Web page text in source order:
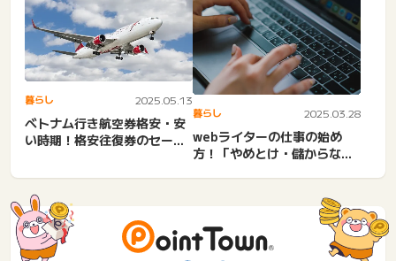
暮らし 2025.05.13
ベトナム行き航空券格安・安
い時期！格安往復券のセー
ナ...
暮らし 2025.03.28
webライターの仕事の始め
方！「やめとけ・儲からな